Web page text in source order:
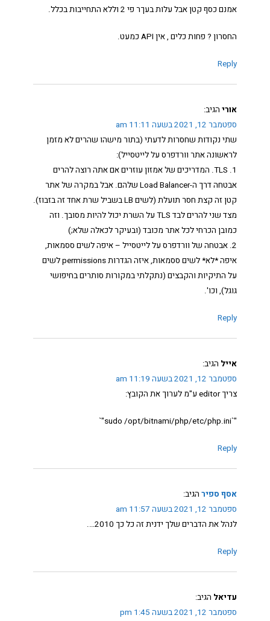
אמנם כסף קטן אבל עלות בעךר פי 2 וללא התחייבות בכלל.
החסרון ? פחות כלים , אין API כמעט.
Reply
אורי הגיב:
ספטמבר 12, 2021 בשעה 11:11 am
שתי נקודות שחסרות לדעתי (בתור מישהו שהרים לא מזמן
לראשונה אתר וורדפרס על לייטסייל):
1. TLS. המדריכים של אמזון עוזרים אם אתה רוצה להרים
אבטחה דרך ה-Load Balancer שלהם. אבל במקרה של אתר
קטן זה קצת חסר תועלת (לשים LB בשביל שרת אחד זה בזבוז).
מצד שני להרים לבד TLS על השרת יכול להיות מסובך. וזה
כמובן הכרחי לכל אתר מכובד (ובעיקר לכאלה שלא;)
2. אבטחה של וורדפרס על לייטסייל – איפה לשים ססמאות,
איפה *לא* לשים ססמאות, איזה הגדרות permissions לשים
על התיקיות והקבצים (נתקלתי במקורות סותרים בחיפושי
גוגל), וכו'.
Reply
אייל הגיב:
ספטמבר 12, 2021 בשעה 11:19 am
צריך editor ע"מ לערוך את הקובץ:
"`sudo /opt/bitnami/php/etc/php.ini"`
Reply
אסף ספיר הגיב:
ספטמבר 12, 2021 בשעה 11:57 am
לנהל את הדברים שלך ידנית זה כל כך 2010….
Reply
עדיאל הגיב:
ספטמבר 12, 2021 בשעה 1:45 pm